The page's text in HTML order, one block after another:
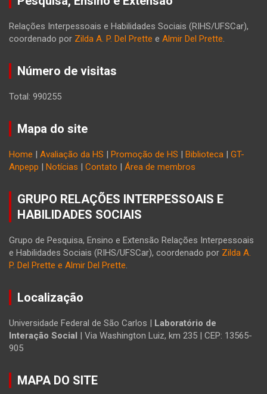
Relações Interpessoais e Habilidades Sociais (RIHS/UFSCar),
coordenado por Zilda A. P. Del Prette e Almir Del Prette.
Número de visitas
Total: 990255
Mapa do site
Home Avaliação da HS Promoção de HS Biblioteca
GT-
Anpepp
Notícias Contato Área de membros
GRUPO RELAÇÕES INTERPESSOAIS E
HABILIDADES SOCIAIS
Grupo de Pesquisa, Ensino e Extensão Relações Interpessoais
e Habilidades Sociais (RIHS/UFSCar), coordenado por Zilda A.
P. Del Prette e Almir Del Prette.
Localização
Universidade Federal de São Carlos |
Laboratório de
Interação Social
| Via Washington Luiz, km 235 | CEP: 13565-
905
MAPA DO SITE